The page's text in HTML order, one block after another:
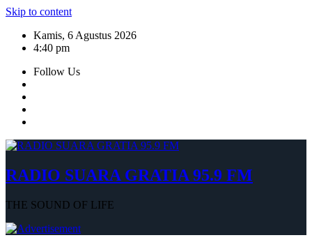
Skip to content
Kamis, 6 Agustus 2026
4:40 pm
Follow Us
RADIO SUARA GRATIA 95.9 FM
THE SOUND OF LIFE